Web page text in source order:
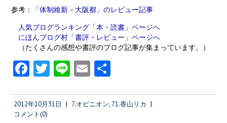
参考：
「体制維新－大阪都」のレビュー記事
人気ブログランキング「本・読書」ページへ
にほんブログ村「書評・レビュー」ページへ
（たくさんの感想や書評のブログ記事が集まっています。）
Fa
b
o
T
itt
Li
e
E
ai
2012年10月31日 | 7.オピニオン, 71.香山リカ |
コメント(0)